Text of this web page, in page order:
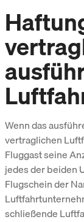
Wenn das
vertraglichen
Fluggast seine
jedes der beiden
Flugschein der
schließende